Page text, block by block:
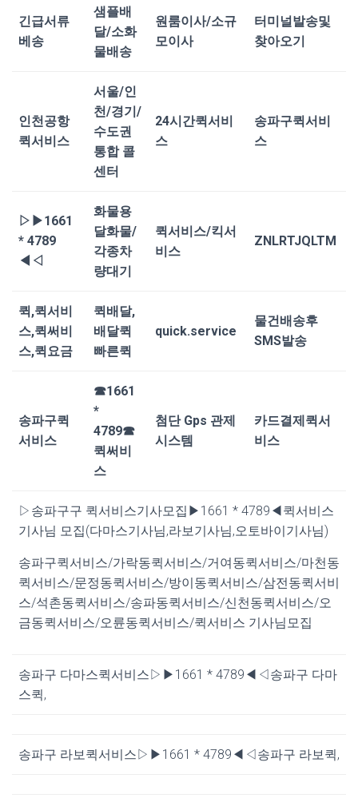
긴급서류
베송
샘플배
달/소화
물배송
원룸이사/소규
모이사
터미널발송및
찾아오기
인천공항
퀵서비스
서울/인
천/경기/
수도권
통합 콜
센터
24시간퀵서비
스
송파구퀵서비
스
▷▶1661
* 4789
◀◁
화물용
달화물/
각종차
량대기
퀵서비스/킥서
비스
ZNLRTJQLTM
퀵,퀵서비
스,퀵써비
스,퀵요금
퀵배달,
배달퀵
빠른퀵
quick.service
물건배송후
SMS발송
송파구퀵
서비스
☎1661
*
4789☎
퀵써비
스
첨단 Gps 관제
시스템
카드결제퀵서
비스
▷송파구구 퀵서비스기사모집▶1661 * 4789◀퀵서비스
기사님 모집(다마스기사님,라보기사님,오토바이기사님)
송파구퀵서비스/가락동퀵서비스/거여동퀵서비스/마천동
퀵서비스/문정동퀵서비스/방이동퀵서비스/삼전동퀵서비
스/석촌동퀵서비스/송파동퀵서비스/신천동퀵서비스/오
금동퀵서비스/오륜동퀵서비스/퀵서비스 기사님모집
송파구 다마스퀵서비스▷▶1661 * 4789◀◁송파구 다마
스퀵,
송파구 라보퀵서비스▷▶1661 * 4789◀◁송파구 라보퀵,